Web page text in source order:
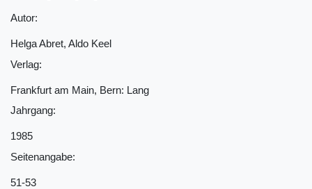
Autor:
Helga Abret, Aldo Keel
Verlag:
Frankfurt am Main, Bern: Lang
Jahrgang:
1985
Seitenangabe:
51-53